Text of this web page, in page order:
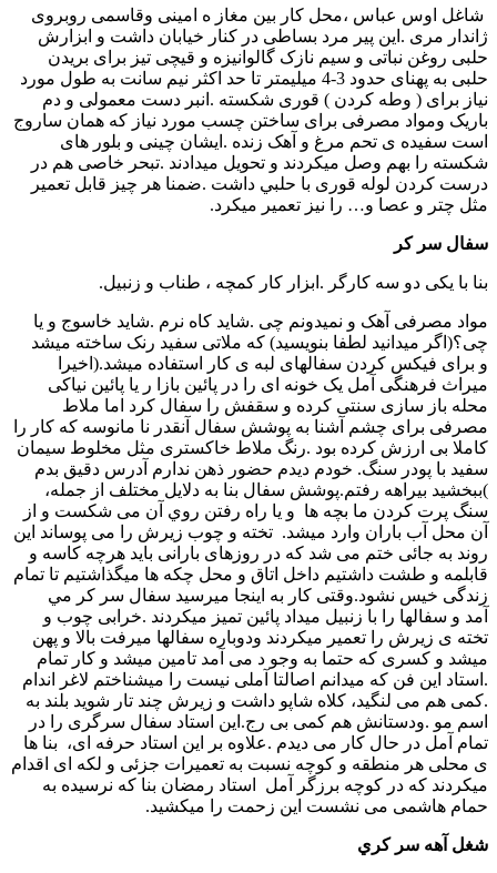
شاغل اوس عباس ،محل كار بین مغاز ه امینی وقاسمی روبروی
ژاندار مری .این پیر مرد بساطی در کنار خیابان داشت و ابزارش
حلبی روغن نباتی و سیم نازک گالوانیزه و قیچی تیز برای بریدن
حلبی به پهنای حدود 3-4 میلیمتر تا حد اکثر نیم سانت به طول مورد
نیاز برای ( وطه کردن ) قوری شکسته .انبر دست معمولی و دم
باریک ومواد مصرفی برای ساختن چسب مورد نیاز که همان ساروج
است سفیده ی تحم مرغ و آهک زنده .ایشان چینی و بلور های
شکسته را بهم وصل میکردند و تحویل میدادند .تبحر خاصی هم در
درست کردن لوله قوری با حلبي داشت .ضمنا هر چیز قابل تعمیر
مثل چتر و عصا و… را نیز تعمیر میکرد.
سفال سر کر
بنا با یکی دو سه کارگر .ابزار کار کمچه ، طناب و زنبیل.
مواد مصرفی آهک و نمیدونم چی .شاید کاه نرم .شاید خاسوج و یا
چی؟(اگر ميدانيد لطفا بنويسيد) که ملاتی سفید رنک ساخته میشد
و برای فیکس کردن سفالهای لبه ی کار استفاده میشد.(اخیرا
میراث فرهنگی آمل یک خونه ای را در پائین بازا ر یا پائین نیاکی
محله باز سازی سنتی کرده و سقفش را سفال کرد اما ملاط
مصرفی برای چشم آشنا به پوشش سفال آنقدر نا مانوسه که کار را
کاملا بی ارزش کرده بود .رنگ ملاط خاکستری مثل مخلوط سیمان
سفید با پودر سنگ. خودم دیدم حضور ذهن ندارم آدرس دقیق بدم
)ببخشید بیراهه رفتم.پوشش سفال بنا به دلایل مختلف از جمله،
سنگ پرت کردن ما بچه ها و يا راه رفتن روي آن می شکست و از
آن محل آب باران وارد میشد. تخته و چوب زیرش را می پوساند این
روند به جائی ختم می شد که در روزهای بارانی باید هرچه کاسه و
قابلمه و طشت داشتیم داخل اتاق و محل چکه ها میگذاشتیم تا تمام
زندگی خیس نشود.وقتی کار به اینجا میرسید سفال سر کر مي
آمد و سفالها را با زنبیل میداد پائین تمیز میکردند .خرابی چوب و
تخته ی زیرش را تعمیر میکردند ودوباره سفالها میرفت بالا و پهن
میشد و کسری که حتما به وجو د می آمد تامین میشد و کار تمام
.استاد این فن که میدانم اصالتا آملی نیست را میشناختم لاغر اندام
.کمی هم می لنگید، کلاه شاپو داشت و زیرش چند تار شوید بلند به
اسم مو .ودستانش هم کمی بی رج.این استاد سفال سرگری را در
تمام آمل در حال کار می دیدم .علاوه بر این استاد حرفه ای، بنا ها
ی محلی هر منطقه و کوچه نسبت به تعمیرات جزئی و لکه ای اقدام
میکردند که در كوچه برزگر آمل استاد رمضان بنا که نرسیده به
حمام هاشمی می نشست این زحمت را میکشید.
شغل آهه سر کري